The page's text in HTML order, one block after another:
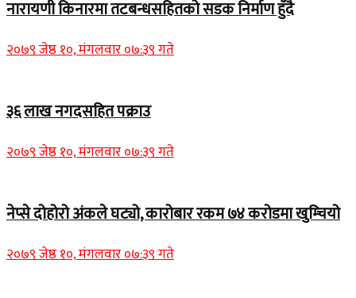
नारायणी किनारमा तटबन्धसहितको सडक निर्माण हुँदै
२०७९ जेष्ठ १०, मंगलवार ०७:३९ गते
३६ लाख नगदसहित पक्राउ
२०७९ जेष्ठ १०, मंगलवार ०७:३९ गते
नेप्से दोहोरो अंकले घट्यो, कारोबार रकम ७४ करोडमा खुम्चियो
२०७९ जेष्ठ १०, मंगलवार ०७:३९ गते